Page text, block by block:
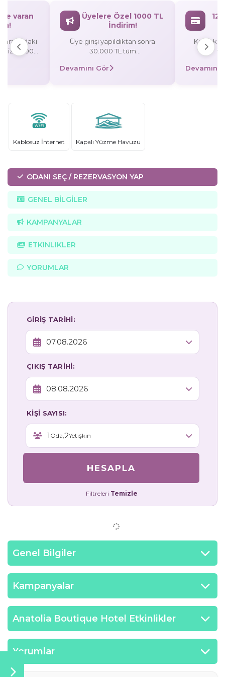
varan
arasındaki
3.000
Üyelere Özel 1000 TL
İndirim!
Üye girişi yapıldıktan sonra
30.000 TL tüm
indirim! Promosyon Kodu:
Devamını Gör
12
Kredi
Devamını
Kablosuz İnternet Kapalı Yüzme Havuzu
ODANI SEÇ / REZERVASYON YAP
GENEL BİLGİLER
KAMPANYALAR
ETKINLIKLER
YORUMLAR
GİRİŞ TARİHİ:
ÇIKIŞ TARİHİ:
KİŞİ SAYISI:
1 Oda,2Yetişkin
HESAPLA
Filtreleri Temizle
Genel Bilgiler
Kampanyalar
Anatolia Boutique Hotel Etkinlikler
Yorumlar